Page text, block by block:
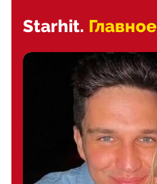
Starhit. Главное